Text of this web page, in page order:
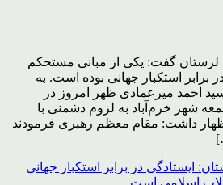
لرستان گفت: یکی از مبانی مستحکم
برابر استکبار جهانی بوده است. به
احمد میرعمادی ظهر امروز در
شهر خرم‌آباد به لزوم دشمنی با
داشت: مقام معظم رهبری فرمودند